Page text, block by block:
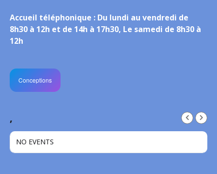
Accueil téléphonique : Du lundi au vendredi de
8h30 à 12h et de 14h à 17h30, Le samedi de 8h30 à
12h
Conceptions
,
NO EVENTS